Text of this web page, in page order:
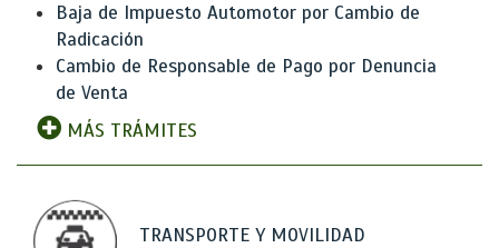
Baja de Impuesto Automotor por Cambio de
Radicación
Cambio de Responsable de Pago por Denuncia
de Venta
MÁS TRÁMITES
TRANSPORTE Y MOVILIDAD